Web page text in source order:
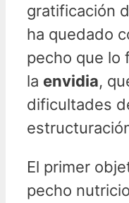
gratificación
ha quedado
pecho que lo
la envidia,
dificultades
El primer
pecho